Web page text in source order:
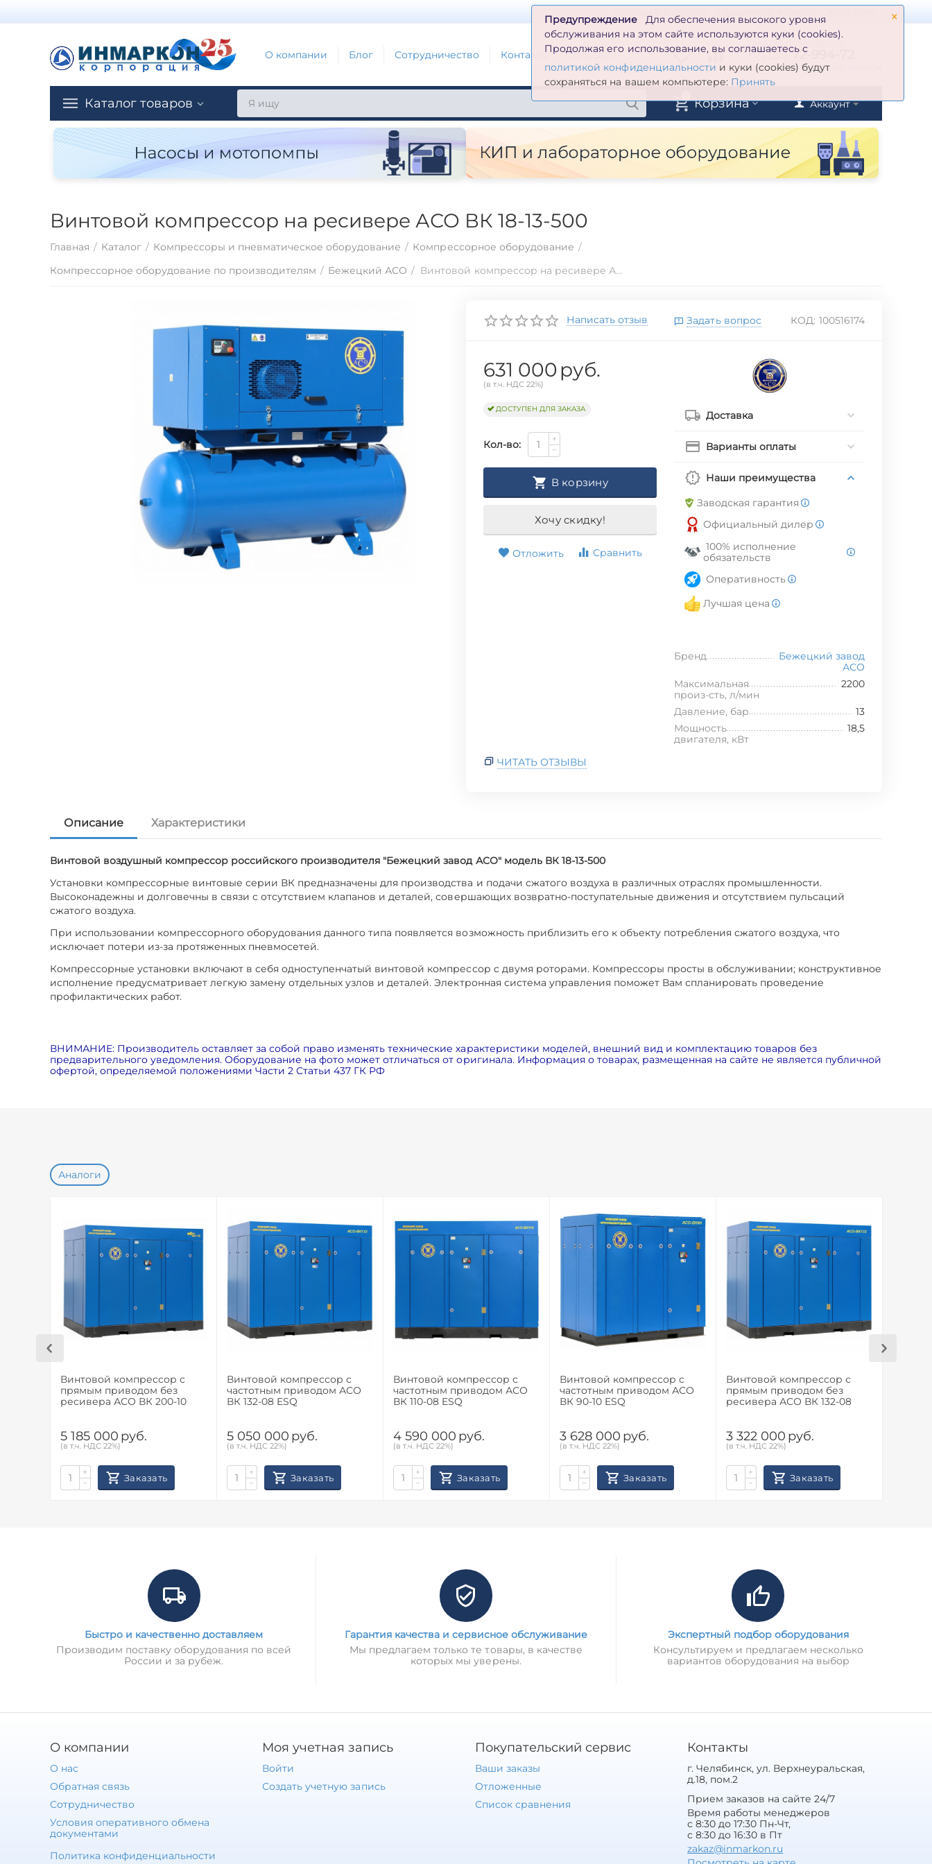
×
Предупреждение
Для обеспечения высокого уровня
обслуживания на этом сайте используются куки (cookies).
Продолжая его использование, вы соглашаетесь с
политикой конфиденциальности и куки (cookies) будут
сохраняться на вашем компьютере: Принять
О компании Блог Сотрудничество Контакты Глоссарий
zakaz@inmarkon.ru
+7(351)72-994-72
Заказать обратный звонок
Каталог товаров Аккаунт
Корзина
Винтовой компрессор на ресивере АСО ВК 18-13-500
Главная / Каталог / Компрессоры и пневматическое оборудование / Компрессорное оборудование /
Компрессорное оборудование по производителям / Бежецкий АСО / Винтовой компрессор на ресивере АСО ВК 18-13-500
Написать отзыв Задать вопрос КОД: 100516174
631 000 руб.
(в т.ч. НДС 22%)
ДОСТУПЕН ДЛЯ ЗАКАЗА
Кол-во:
+
−
В корзину
Хочу скидку!
Отложить Сравнить
Доставка
Варианты оплаты
Наши преимущества
Заводская гарантия
Официальный дилер
100% исполнение
обязательств
Оперативность
Лучшая цена
Бренд
Бежецкий завод
АСО
Максимальная
произ-сть, л/мин
2200
Давление, бар
13
Мощность
двигателя, кВт
18,5
ЧИТАТЬ ОТЗЫВЫ
Описание Характеристики
Винтовой воздушный компрессор российского производителя "Бежецкий завод АСО" модель ВК 18-13-500
Установки компрессорные винтовые серии ВК предназначены для производства и подачи сжатого воздуха в различных отраслях промышленности.
Высоконадежны и долговечны в связи с отсутствием клапанов и деталей, совершающих возвратно-поступательные движения и отсутствием пульсаций
сжатого воздуха.
При использовании компрессорного оборудования данного типа появляется возможность приблизить его к объекту потребления сжатого воздуха, что
исключает потери из-за протяженных пневмосетей.
Компрессорные установки включают в себя одноступенчатый винтовой компрессор с двумя роторами. Компрессоры просты в обслуживании; конструктивное
исполнение предусматривает легкую замену отдельных узлов и деталей. Электронная система управления поможет Вам спланировать проведение
профилактических работ.
ВНИМАНИЕ: Производитель оставляет за собой право изменять технические характеристики моделей, внешний вид и комплектацию товаров без
предварительного уведомления. Оборудование на фото может отличаться от оригинала. Информация о товарах, размещенная на сайте не является публичной
офертой, определяемой положениями Части 2 Статьи 437 ГК РФ
Аналоги
Винтовой компрессор с
прямым приводом без
ресивера АСО ВК 200-10
5 185 000 руб.
(в т.ч. НДС 22%)
+
−
Заказать
Винтовой компрессор с
частотным приводом АСО
ВК 132-08 ESQ
5 050 000 руб.
(в т.ч. НДС 22%)
+
−
Заказать
Винтовой компрессор с
частотным приводом АСО
ВК 110-08 ESQ
4 590 000 руб.
(в т.ч. НДС 22%)
+
−
Заказать
Винтовой компрессор с
частотным приводом АСО
ВК 90-10 ESQ
3 628 000 руб.
(в т.ч. НДС 22%)
+
−
Заказать
Винтовой компрессор с
прямым приводом без
ресивера АСО ВК 132-08
3 322 000 руб.
(в т.ч. НДС 22%)
+
−
Заказать
Быстро и качественно доставляем
Производим поставку оборудования по всей
России и за рубеж.
Гарантия качества и сервисное обслуживание
Мы предлагаем только те товары, в качестве
которых мы уверены.
Экспертный подбор оборудования
Консультируем и предлагаем несколько
вариантов оборудования на выбор
О компании
О нас
Обратная связь
Сотрудничество
Условия оперативного обмена
документами
Политика конфиденциальности
Моя учетная запись
Войти
Создать учетную запись
Покупательский сервис
Ваши заказы
Отложенные
Список сравнения
Контакты
г. Челябинск, ул. Верхнеуральская,
д.18, пом.2
Прием заказов на сайте 24/7
Время работы менеджеров
с 8:30 до 17:30 Пн-Чт,
с 8:30 до 16:30 в Пт
zakaz@inmarkon.ru